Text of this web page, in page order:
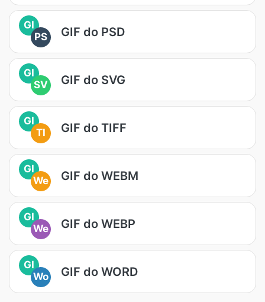
GI
PS
GIF do PSD
GI
SV
GIF do SVG
GI
TI
GIF do TIFF
GI
We
GIF do WEBM
GI
We
GIF do WEBP
GI
Wo
GIF do WORD